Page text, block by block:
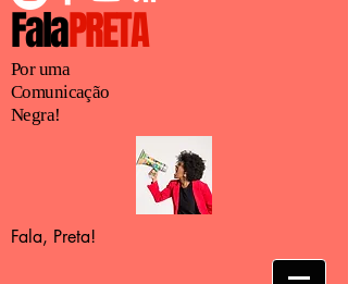
FalaPRETA
Por uma
Comunicação
Negra!
Fala, Preta!